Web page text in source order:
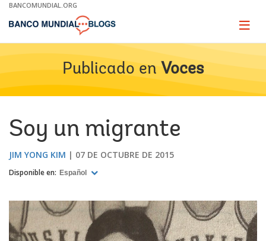
Skip
Main
BANCOMUNDIAL.ORG
Page
Publicado en Voces
Soy un migrante
JIM YONG KIM 07 DE OCTUBRE DE 2015
Disponible en: Español